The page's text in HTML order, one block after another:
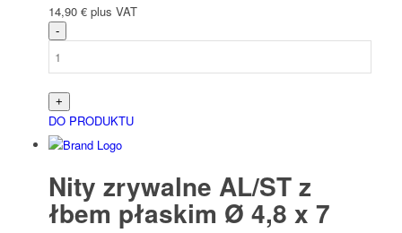
14,90 € plus VAT
DO PRODUKTU
Nity zrywalne AL/ST z
łbem płaskim Ø 4,8 x 7